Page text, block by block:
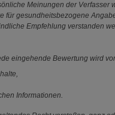
Meinungen der
gesundheitsbezogene
Empfehlung verstanden
eingehende Bewertung wird
Informationen.